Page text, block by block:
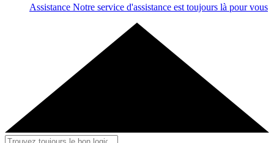
Assistance Notre service d'assistance est toujours là pour vous